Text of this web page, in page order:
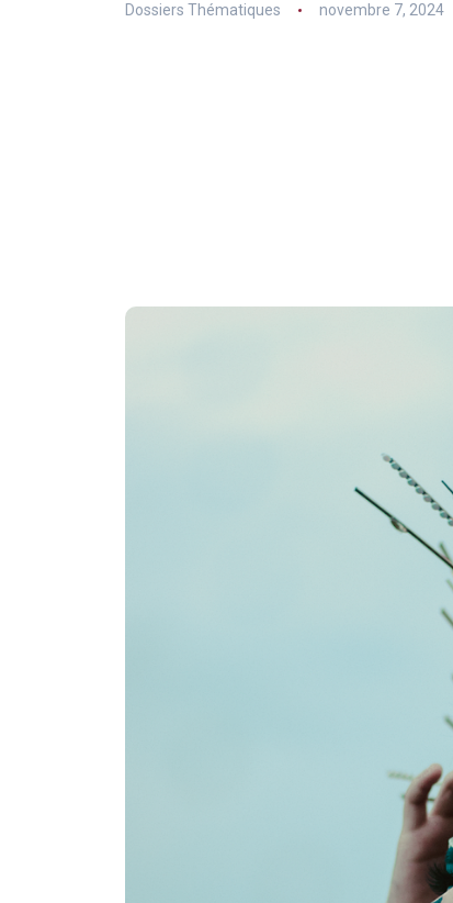
Dossiers Thématiques novembre 7, 2024